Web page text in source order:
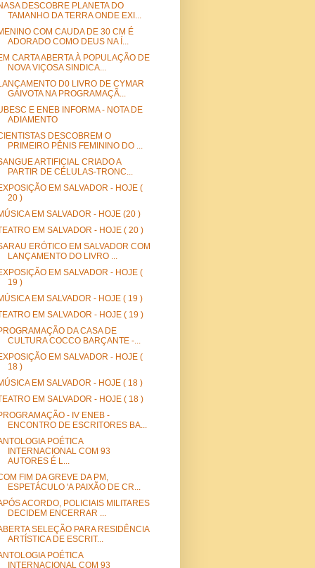
DESCOBRE PLANETA DO
TAMANHO DA TERRA ONDE EXI...
COM CAUDA DE 30 CM É
ADORADO COMO DEUS NA Í...
CARTA ABERTA À POPULAÇÃO DE
NOVA VIÇOSA SINDICA...
D0 LIVRO DE CYMAR
GAIVOTA NA PROGRAMAÇÃ...
E ENEB INFORMA - NOTA DE
ADIAMENTO
DESCOBREM O
PRIMEIRO PÊNIS FEMININO DO ...
ARTIFICIAL CRIADO A
PARTIR DE CÉLULAS-TRONC...
EM SALVADOR - HOJE (
20 )
EM SALVADOR - HOJE (20 )
EM SALVADOR - HOJE ( 20 )
ERÓTICO EM SALVADOR COM
LANÇAMENTO DO LIVRO ...
EM SALVADOR - HOJE (
19 )
EM SALVADOR - HOJE ( 19 )
EM SALVADOR - HOJE ( 19 )
DA CASA DE
CULTURA COCCO BARÇANTE -...
EM SALVADOR - HOJE (
18 )
EM SALVADOR - HOJE ( 18 )
EM SALVADOR - HOJE ( 18 )
- IV ENEB -
ENCONTRO DE ESCRITORES BA...
POÉTICA
INTERNACIONAL COM 93
AUTORES É L...
FIM DA GREVE DA PM,
ESPETÁCULO 'A PAIXÃO DE CR...
ACORDO, POLICIAIS MILITARES
DECIDEM ENCERRAR ...
SELEÇÃO PARA RESIDÊNCIA
ARTÍSTICA DE ESCRIT...
POÉTICA
INTERNACIONAL COM 93